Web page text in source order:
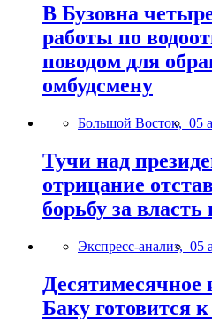
В Бузовна
работы по
поводом для
омбудсмену
Большой Восток, 05
Тучи над
отрицание
борьбу за власть
Экспресс-анализ, 05
Десятимесячное
Баку готовится